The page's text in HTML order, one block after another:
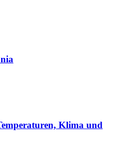
Klima und